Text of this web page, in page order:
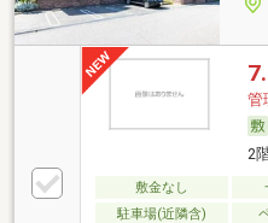
管
2
敷金なし
駐車場(近隣含)